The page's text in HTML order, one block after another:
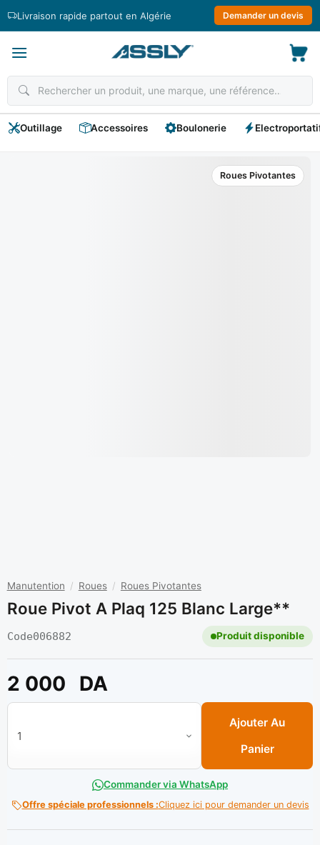
Livraison rapide partout en Algérie Demander un devis
Outillage Accessoires Boulonerie
Roues Pivotantes
Manutention / Roues / Roues Pivotantes
Roue Pivot A Plaq 125 Blanc Large**
Code006882 Produit disponible
2 000 DA
quantité de Roue pivot a plaq 125 blanc large**
Ajouter Au
Panier
Commander via WhatsApp
Offre spéciale professionnels :Cliquez ici pour demander un devis